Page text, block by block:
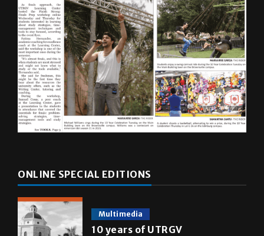
ONLINE SPECIAL EDITIONS
Multimedia
10 years of UTRGV